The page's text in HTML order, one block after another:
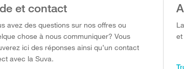
et contact
avez des questions sur nos offres ou
chose à nous communiquer? Vous
ici des réponses ainsi qu’un contact
avec la Suva.
et